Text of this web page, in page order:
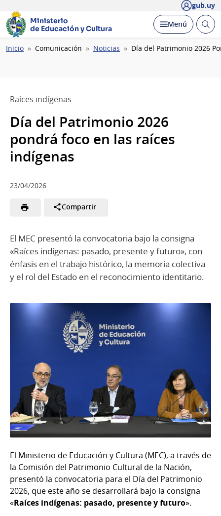
gub.uy
Ministerio
de Educación y Cultura
Desplegar
Menú Abrir
Ruta
Inicio Comunicación Noticias Día del Patrimonio 2026
Raíces indígenas
Día del Patrimonio 2026
pondrá foco en las raíces
indígenas
23/04/2026
Compartir
El MEC presentó la convocatoria bajo la consigna
«Raíces indígenas: pasado, presente y futuro», con
énfasis en el trabajo histórico, la memoria colectiva
y el rol del Estado en el reconocimiento identitario.
El Ministerio de Educación y Cultura (MEC), a través de
la Comisión del Patrimonio Cultural de la Nación,
presentó la convocatoria para el Día del Patrimonio
2026, que este año se desarrollará bajo la consigna
«Raíces indígenas: pasado, presente y futuro».